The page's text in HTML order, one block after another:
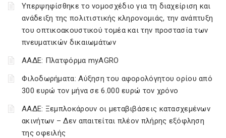
Υπερψηφίσθηκε το νομοσχέδιο για τη διαχείριση και
ανάδειξη της πολιτιστικής κληρονομιάς, την ανάπτυξη
του οπτικοακουστικού τομέα και την προστασία των
πνευματικών δικαιωμάτων
ΑΑΔΕ: Πλατφόρμα myAGRO
Φιλοδωρήματα: Αύξηση του αφορολόγητου ορίου από
300 ευρώ τον μήνα σε 6.000 ευρώ τον χρόνο
ΑΑΔΕ: Ξεμπλοκάρουν οι μεταβιβάσεις κατασχεμένων
ακινήτων – Δεν απαιτείται πλέον πλήρης εξόφληση
της οφειλής